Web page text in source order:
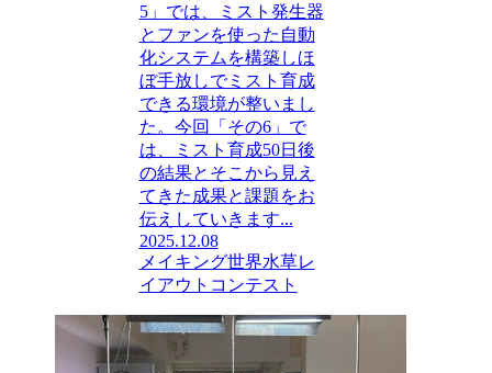
5」では、ミスト発生器
とファンを使った自動
化システムを構築しほ
ぼ手放しでミスト育成
できる環境が整いまし
た。今回「その6」で
は、ミスト育成50日後
の結果とそこから見え
てきた成果と課題をお
伝えしていきます...
2025.12.08
メイキング世界水草レ
イアウトコンテスト